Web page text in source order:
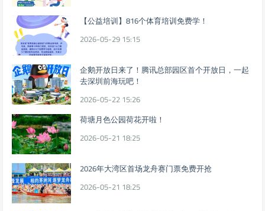
【公益培训】816个体育培训免费学！
2026-05-29 15:15
企鹅开放日来了！腾讯总部园区首个开放日，一起
去深圳前海玩吧！
2026-05-22 15:26
荷塘月色公园荷花开啦！
2026-05-21 18:25
2026年大湾区首场龙舟赛门票免费开抢
2026-05-21 18:25